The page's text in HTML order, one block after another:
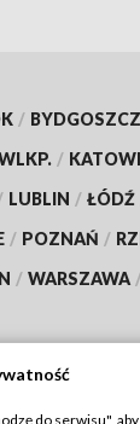
/ BYDGOSZCZ
/
LUBLIN / ŁÓDŹ
/ POZNAŃ /
/ WARSZAWA
do serwisu",